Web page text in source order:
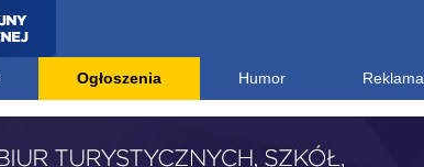
Ogłoszenia Humor Reklama